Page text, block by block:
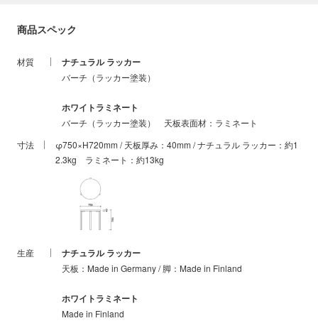
商品スペック
材質 ナチュラル ラッカー
バーチ（ラッカー塗装）
ホワイトラミネート
バーチ（ラッカー塗装） 天板表面材：ラミネート
寸法
φ750×H720mm / 天板厚み：40mm / ナチュラル ラッカー：約1
2.3kg ラミネート：約13kg
生産 ナチュラル ラッカー
天板：Made in Germany / 脚：Made in Finland
ホワイトラミネート
Made in Finland